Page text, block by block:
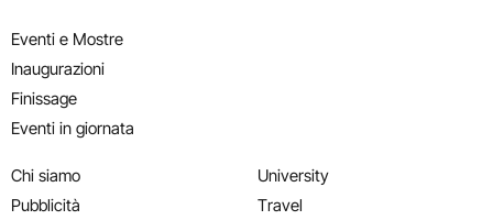
Eventi e Mostre
Inaugurazioni
Finissage
Eventi in giornata
Chi siamo
Pubblicità
University
Travel